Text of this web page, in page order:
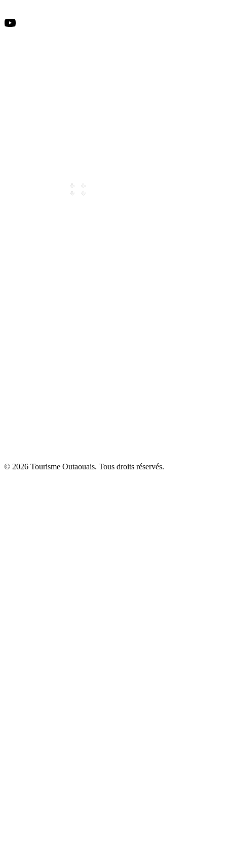
© 2026 Tourisme Outaouais. Tous droits réservés.